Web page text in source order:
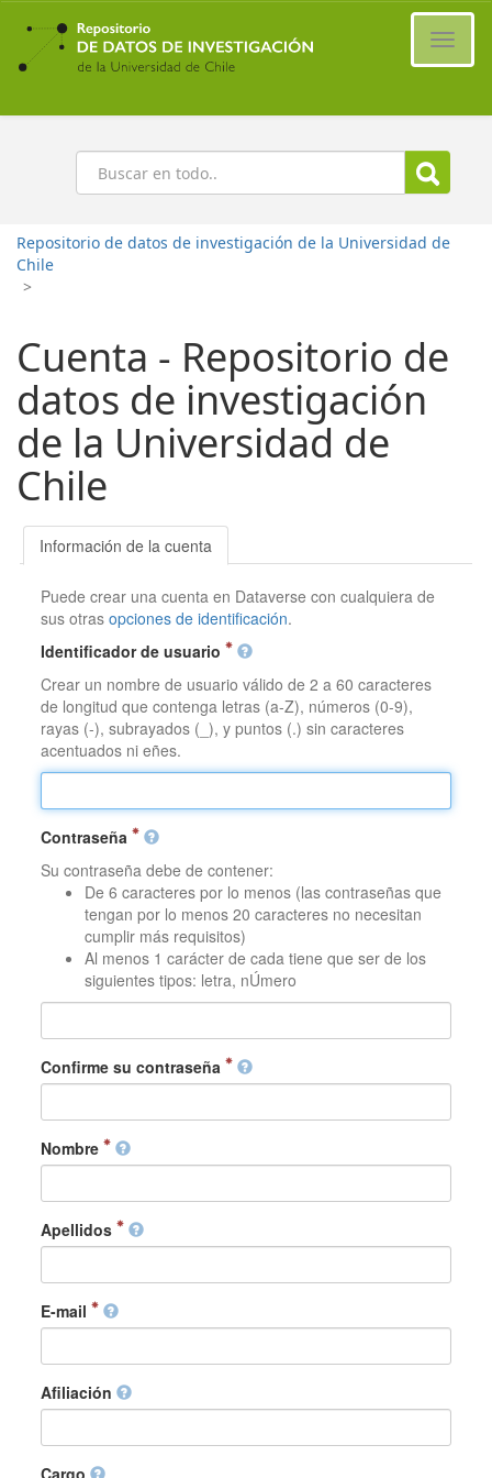
Ir
contenido
principal
Buscar
Repositorio de datos de investigación de la Universidad de
Chile
>
Cuenta - Repositorio de
datos de investigación
de la Universidad de
Chile
Información de la cuenta
Puede crear una cuenta en Dataverse con cualquiera de
sus otrasopciones de identificación.
Identificador de usuario
Crear un nombre de usuario válido de 2 a 60 caracteres
de longitud que contenga letras (a-Z), números (0-9),
rayas (-), subrayados (_), y puntos (.) sin caracteres
acentuados ni eñes.
Contraseña
Su contraseña debe de contener:
De 6 caracteres por lo menos (las contraseñas que
tengan por lo menos 20 caracteres no necesitan
cumplir más requisitos)
Al menos 1 carácter de cada tiene que ser de los
siguientes tipos: letra, nÚmero
Confirme su contraseña
Nombre
Apellidos
E-mail
Afiliación
Cargo